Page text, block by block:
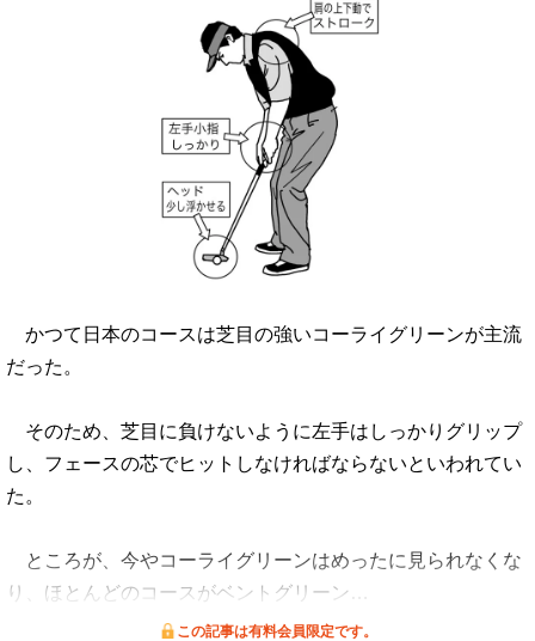
かつて日本のコースは芝目の強いコーライグリーンが主流
だった。
そのため、芝目に負けないように左手はしっかりグリップ
し、フェースの芯でヒットしなければならないといわれてい
た。
ところが、今やコーライグリーンはめったに見られなくな
り、ほとんどのコースがベントグリーン…
この記事は有料会員限定です。